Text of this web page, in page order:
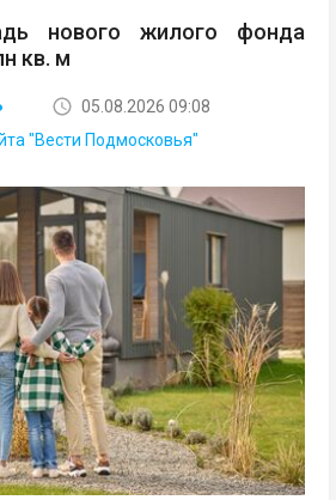
нового жилого фонда
кв. м
05.08.2026 09:08
"Вести Подмосковья"